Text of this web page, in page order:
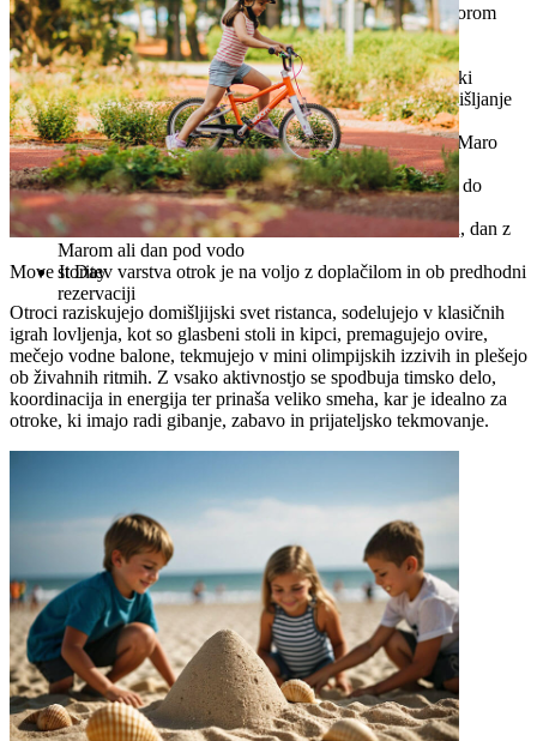
popolnoma opremljene igralnice in prostori pod nadzorom
našega usposobljenega osebja
celodnevno varstvo otrok (9.00 – 21.00)
animatorji, certificirani po sistemu NTC, vodijo igre, ki
spodbujajo koncentracijo, ustvarjalnost, logično razmišljanje
in razvoj motoričnih sposobnosti
ustvarjalne in izobraževalne delavnice, ki potekajo v Maro
Clubu (za otroke od 3. do 12. leta) skozi vse leto in v
FunLabu (za otroke od 6. leta dalje) od sredine junija do
avgusta
tematski dnevi, kot so dan znanosti, naravoslovni dan, dan z
Marom ali dan pod vodo
storitev varstva otrok je na voljo z doplačilom in ob predhodni
rezervaciji
Move It Day
Otroci raziskujejo domišljijski svet ristanca, sodelujejo v klasičnih
igrah lovljenja, kot so glasbeni stoli in kipci, premagujejo ovire,
mečejo vodne balone, tekmujejo v mini olimpijskih izzivih in plešejo
ob živahnih ritmih. Z vsako aktivnostjo se spodbuja timsko delo,
koordinacija in energija ter prinaša veliko smeha, kar je idealno za
otroke, ki imajo radi gibanje, zabavo in prijateljsko tekmovanje.